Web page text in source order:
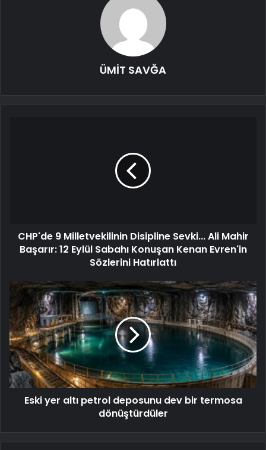
ÜMİT SAVĞA
CHP'de 9 Milletvekilinin Disipline Sevki... Ali Mahir
Başarır: 12 Eylül Sabahı Konuşan Kenan Evren'in
Sözlerini Hatırlattı
Eski yer altı petrol deposunu dev bir termosa
dönüştürdüler